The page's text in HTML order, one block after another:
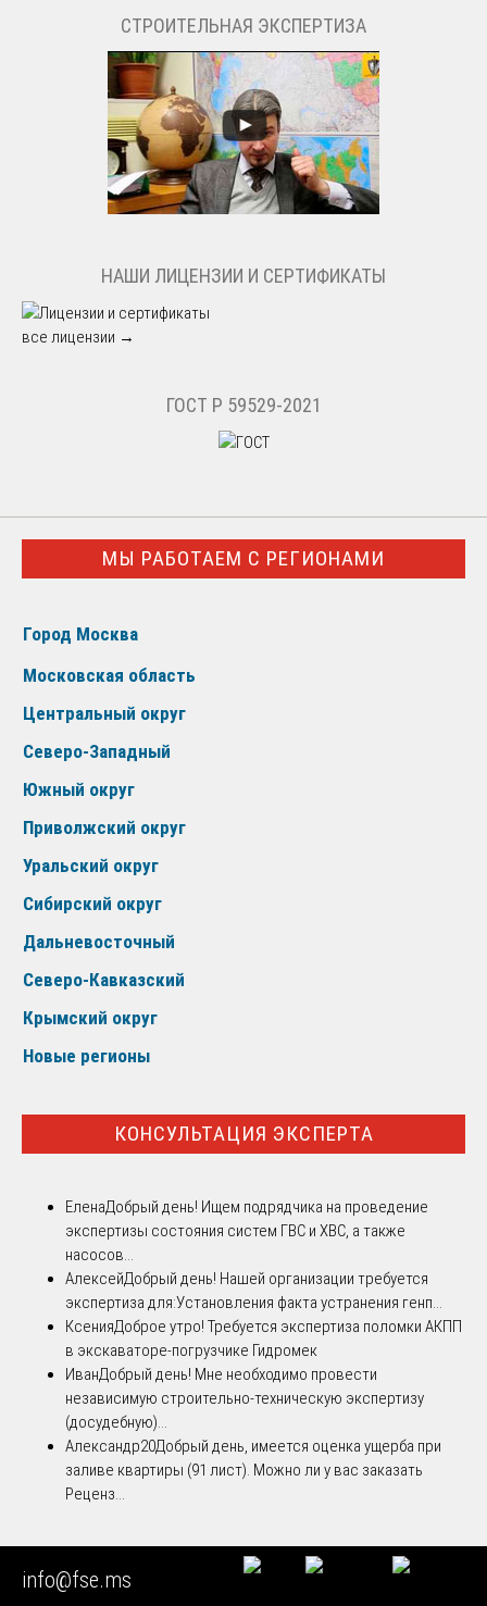
СТРОИТЕЛЬНАЯ ЭКСПЕРТИЗА
НАШИ ЛИЦЕНЗИИ И СЕРТИФИКАТЫ
все лицензии →
ГОСТ Р 59529-2021
МЫ РАБОТАЕМ С РЕГИОНАМИ
Город Москва
Московская область
Центральный округ
Северо-Западный
Южный округ
Приволжский округ
Уральский округ
Сибирский округ
Дальневосточный
Северо-Кавказский
Крымский округ
Новые регионы
КОНСУЛЬТАЦИЯ ЭКСПЕРТА
ЕленаДобрый день! Ищем подрядчика на проведение
экспертизы состояния систем ГВС и ХВС, а также
насосов...
АлексейДобрый день! Нашей организации требуется
экспертиза для:Установления факта устранения генп...
КсенияДоброе утро! Требуется экспертиза поломки АКПП
в экскаваторе-погрузчике Гидромек
ИванДобрый день! Мне необходимо провести
независимую строительно-техническую экспертизу
(досудебную)...
Александр20Добрый день, имеется оценка ущерба при
заливе квартиры (91 лист). Можно ли у вас заказать
Реценз...
info@fse.ms